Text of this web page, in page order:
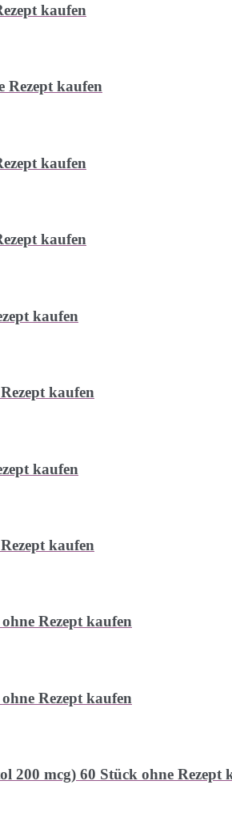
kaufen
Rezept kaufen
kaufen
kaufen
kaufen
kaufen
kaufen
kaufen
Rezept kaufen
Rezept kaufen
200 mcg) 60 Stück ohne Rezept